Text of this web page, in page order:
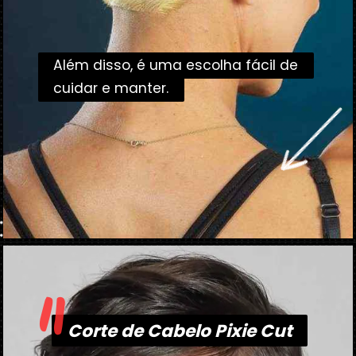
Além disso, é uma escolha fácil de
cuidar e manter.
Além disso, é uma escolha fácil de
cuidar e manter.
https://danidrops.com.br/corte-de-cabelo-pixie-cut/
Corte de Cabelo Pixie Cut
Corte de Cabelo Pixie Cut